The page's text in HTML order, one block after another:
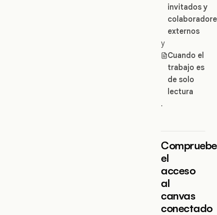
invitados y
externos
y
Cuando el
trabajo es
de solo
lectura
.
Compruebe
el
acceso
al
canvas
conectado